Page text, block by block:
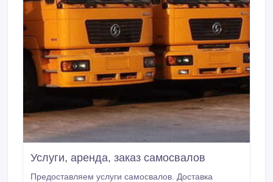
Услуги, аренда, заказ самосвалов
Предоставляем услуги самосвалов. Доставка